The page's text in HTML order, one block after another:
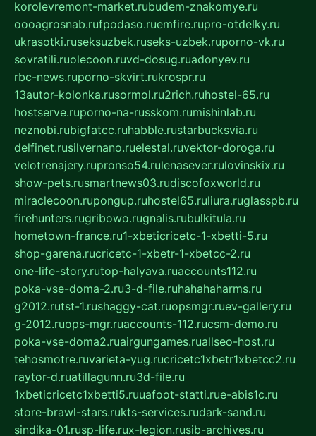
korolevremont-market.rubudem-znakomye.ru
oooagrosnab.rufpodaso.ruemfire.rupro-otdelky.ru
ukrasotki.ruseksuzbek.ruseks-uzbek.ruporno-vk.ru
sovratili.ruolecoon.ruvd-dosug.ruadonyev.ru
rbc-news.ruporno-skvirt.rukrospr.ru
13autor-kolonka.rusormol.ru2rich.ruhostel-65.ru
hostserve.ruporno-na-russkom.rumishinlab.ru
neznobi.rubigfatcc.ruhabble.rustarbucksvia.ru
delfinet.rusilvernano.ruelestal.ruvektor-doroga.ru
velotrenajery.rupronso54.rulenasever.rulovinskix.ru
show-pets.rusmartnews03.rudiscofoxworld.ru
miraclecoon.rupongup.ruhostel65.ruliura.ruglasspb.ru
firehunters.rugribowo.rugnalis.rubulkitula.ru
hometown-france.ru1-xbeticricetc-1-xbetti-5.ru
shop-garena.rucricetc-1-xbetr-1-xbetcc-2.ru
one-life-story.rutop-halyava.ruaccounts112.ru
poka-vse-doma-2.ru3-d-file.ruhahahaharms.ru
g2012.rutst-1.rushaggy-cat.ruopsmgr.ruev-gallery.ru
g-2012.ruops-mgr.ruaccounts-112.rucsm-demo.ru
poka-vse-doma2.ruairgungames.ruallseo-host.ru
tehosmotre.ruvarieta-yug.rucricetc1xbetr1xbetcc2.ru
raytor-d.ruatillagunn.ru3d-file.ru
1xbeticricetc1xbetti5.ruuafoot-statti.rue-abis1c.ru
store-brawl-stars.rukts-services.rudark-sand.ru
sindika-01.rusp-life.rux-legion.rusib-archives.ru